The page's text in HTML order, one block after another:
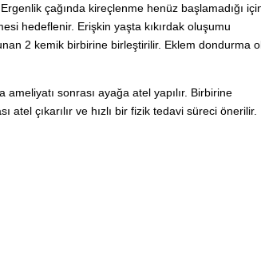
çağında kireçlenme henüz başlamadığı
hedeflenir. Erişkin yaşta kıkırdak oluşumu
2 kemik birbirine birleştirilir. Eklem dondurma
sonrası ayağa atel yapılır. Birbirine
atel çıkarılır ve hızlı bir fizik tedavi süreci önerilir.